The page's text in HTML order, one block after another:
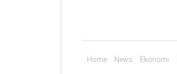
Home News Ekonomi